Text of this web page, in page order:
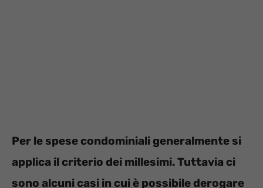
Per le spese condominiali generalmente si
applica il criterio dei millesimi. Tuttavia ci
sono alcuni casi in cui è possibile derogare